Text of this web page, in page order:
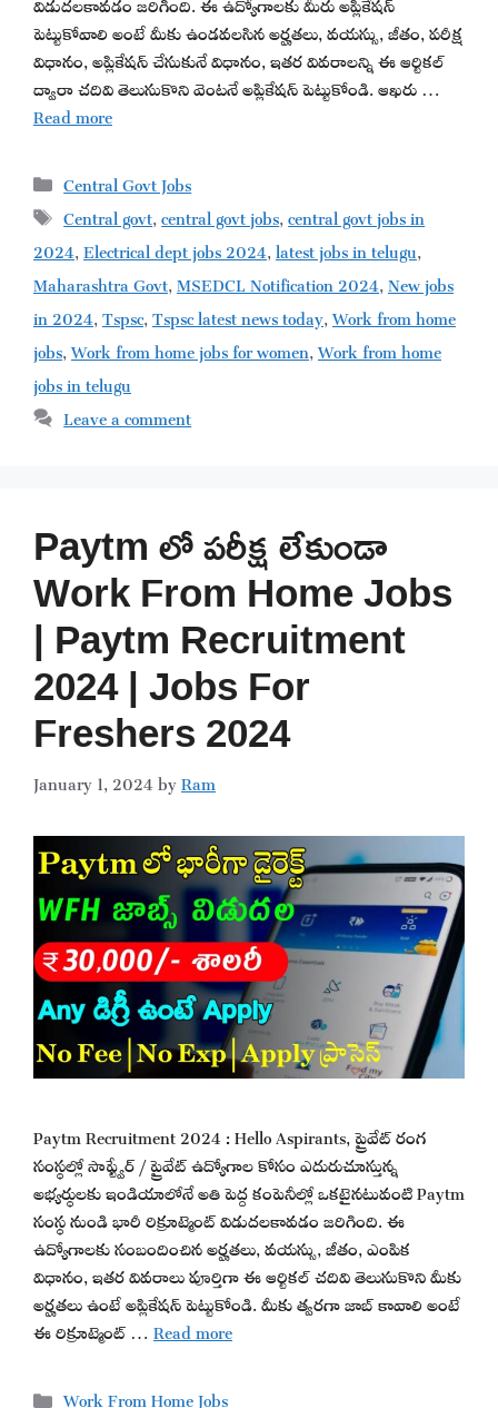
పెట్టుకోవాలి అంటే మీకు ఉండవలసిన అర్హతలు, వయస్సు, జీతం, పరీక్ష
విధానం, అప్లికేషన్ చేసుకునే విధానం, ఇతర వివరాలన్ని ఈ ఆర్టికల్
ద్వారా చదివి తెలుసుకొని వెంటనే అప్లికేషన్ పెట్టుకోండి. ఆఖరు …
Read more
Categories
Central Govt Jobs
Tags
Central govt,central govt jobs,central govt jobs in
2024,Electrical dept jobs 2024,latest jobs in telugu,
Maharashtra Govt,MSEDCL Notification 2024,New jobs
in 2024,Tspsc,Tspsc latest news today,Work from home
jobs,Work from home jobs for women,Work from home
jobs in telugu
Leave a comment
Paytm లో పరీక్ష లేకుండా
Work From Home Jobs
| Paytm Recruitment
2024 | Jobs For
Freshers 2024
January 1, 2024byRam
Paytm Recruitment 2024 : Hello Aspirants, ప్రైవేట్ రంగ
సంస్థల్లో సాఫ్ట్వేర్ / ప్రైవేట్ ఉద్యోగాల కోసం ఎదురుచూస్తున్న
అభ్యర్థులకు ఇండియాలోనే అతి పెద్ద కంపెనీల్లో ఒకటైనటువంటి Paytm
సంస్థ నుండి భారీ రిక్రూట్మెంట్ విడుదలకావడం జరిగింది. ఈ
ఉద్యోగాలకు సంబందించిన అర్హతలు, వయస్సు, జీతం, ఎంపిక
విధానం, ఇతర వివరాలు పూర్తిగా ఈ ఆర్టికల్ చదివి తెలుసుకొని మీకు
అర్హతలు ఉంటే అప్లికేషన్ పెట్టుకోండి. మీకు త్వరగా జాబ్ కావాలి అంటే
ఈ రిక్రూట్మెంట్ …Read more
Categories
Work From Home Jobs